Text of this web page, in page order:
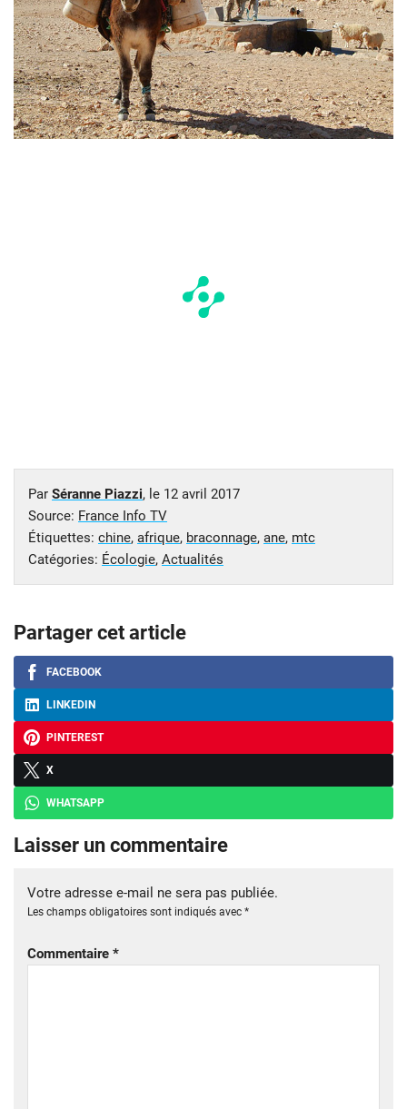
Par Séranne Piazzi, le 12 avril 2017
Source: France Info TV
Étiquettes: chine, afrique, braconnage, ane, mtc
Catégories: Écologie, Actualités
Partager cet article
FACEBOOK
LINKEDIN
PINTEREST
X
WHATSAPP
Laisser un commentaire
Votre adresse e-mail ne sera pas publiée.
Les champs obligatoires sont indiqués avec *
Commentaire *